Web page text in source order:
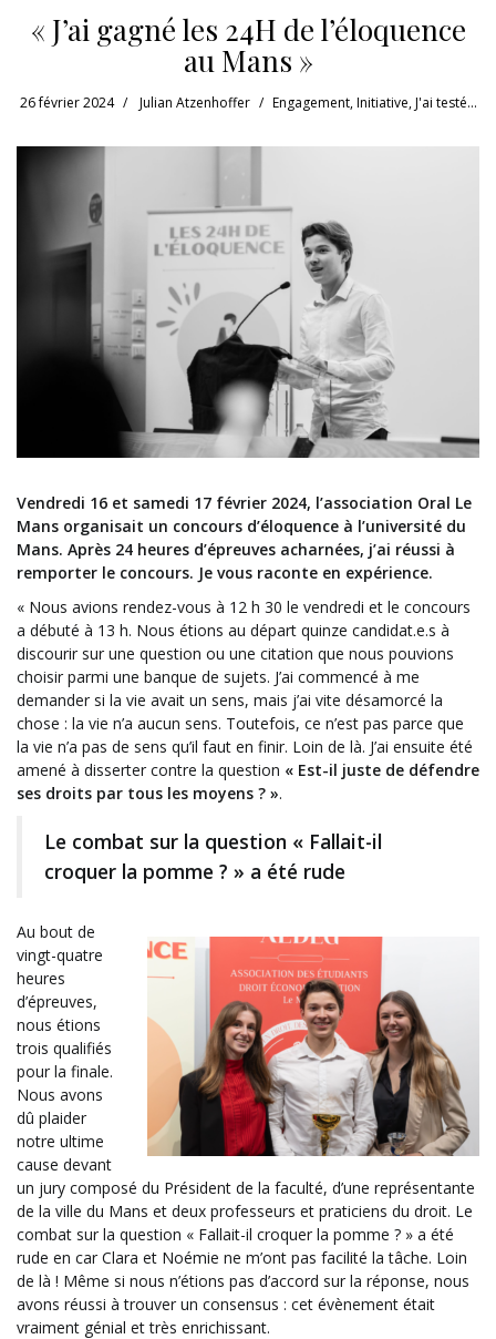
« J’ai gagné les 24H de l’éloquence
au Mans »
26 février 2024 Julian Atzenhoffer Engagement,Initiative,J'ai testé...
Vendredi 16 et samedi 17 février 2024, l’association Oral Le
Mans organisait un concours d’éloquence à l’université du
Mans. Après 24 heures d’épreuves acharnées, j’ai réussi à
remporter le concours. Je vous raconte en expérience.
« Nous avions rendez-vous à 12 h 30 le vendredi et le concours
a débuté à 13 h. Nous étions au départ quinze candidat.e.s à
discourir sur une question ou une citation que nous pouvions
choisir parmi une banque de sujets. J’ai commencé à me
demander si la vie avait un sens, mais j’ai vite désamorcé la
chose : la vie n’a aucun sens. Toutefois, ce n’est pas parce que
la vie n’a pas de sens qu’il faut en finir. Loin de là. J’ai ensuite été
amené à disserter contre la question « Est-il juste de défendre
ses droits par tous les moyens ? ».
Le combat sur la question « Fallait-il
croquer la pomme ? » a été rude
Au bout de
vingt-quatre
heures
d’épreuves,
nous étions
trois qualifiés
pour la finale.
Nous avons
dû plaider
notre ultime
cause devant
un jury composé du Président de la faculté, d’une représentante
de la ville du Mans et deux professeurs et praticiens du droit. Le
combat sur la question « Fallait-il croquer la pomme ? » a été
rude en car Clara et Noémie ne m’ont pas facilité la tâche. Loin
de là ! Même si nous n’étions pas d’accord sur la réponse, nous
avons réussi à trouver un consensus : cet évènement était
vraiment génial et très enrichissant.